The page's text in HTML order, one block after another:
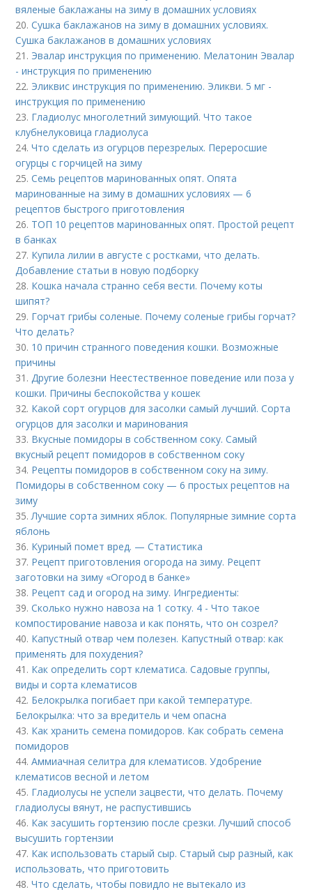
вяленые баклажаны на зиму в домашних условиях
20.Сушка баклажанов на зиму в домашних условиях.
Сушка баклажанов в домашних условиях
21. Эвалар инструкция по применению. Мелатонин Эвалар
- инструкция по применению
22. Эликвис инструкция по применению. Эликви. 5 мг -
инструкция по применению
23. Гладиолус многолетний зимующий. Что такое
клубнелуковица гладиолуса
24.Что сделать из огурцов перезрелых. Переросшие
огурцы с горчицей на зиму
25.Семь рецептов маринованных опят. Опята
маринованные на зиму в домашних условиях — 6
рецептов быстрого приготовления
26. ТОП 10 рецептов маринованных опят. Простой рецепт
в банках
27. Купила лилии в августе с ростками, что делать.
Добавление статьи в новую подборку
28. Кошка начала странно себя вести. Почему коты
шипят?
29. Горчат грибы соленые. Почему соленые грибы горчат?
Что делать?
30. 10 причин странного поведения кошки. Возможные
причины
31.Другие болезни Неестественное поведение или поза у
кошки. Причины беспокойства у кошек
32. Какой сорт огурцов для засолки самый лучший. Сорта
огурцов для засолки и маринования
33. Вкусные помидоры в собственном соку. Самый
вкусный рецепт помидоров в собственном соку
34. Рецепты помидоров в собственном соку на зиму.
Помидоры в собственном соку — 6 простых рецептов на
зиму
35.Лучшие сорта зимних яблок. Популярные зимние сорта
яблонь
36. Куриный помет вред. — Статистика
37. Рецепт приготовления огорода на зиму. Рецепт
заготовки на зиму «Огород в банке»
38. Рецепт сад и огород на зиму. Ингредиенты:
39.Сколько нужно навоза на 1 сотку. 4 - Что такое
компостирование навоза и как понять, что он созрел?
40. Капустный отвар чем полезен. Капустный отвар: как
применять для похудения?
41. Как определить сорт клематиса. Садовые группы,
виды и сорта клематисов
42. Белокрылка погибает при какой температуре.
Белокрылка: что за вредитель и чем опасна
43. Как хранить семена помидоров. Как собрать семена
помидоров
44.Аммиачная селитра для клематисов. Удобрение
клематисов весной и летом
45. Гладиолусы не успели зацвести, что делать. Почему
гладиолусы вянут, не распустившись
46. Как засушить гортензию после срезки. Лучший способ
высушить гортензии
47. Как использовать старый сыр. Старый сыр разный, как
использовать, что приготовить
48.Что сделать, чтобы повидло не вытекало из